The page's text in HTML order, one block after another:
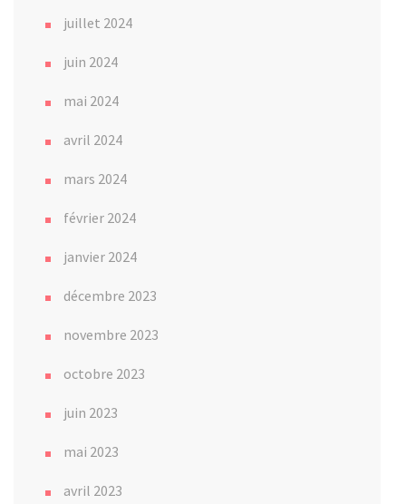
juillet 2024
juin 2024
mai 2024
avril 2024
mars 2024
février 2024
janvier 2024
décembre 2023
novembre 2023
octobre 2023
juin 2023
mai 2023
avril 2023